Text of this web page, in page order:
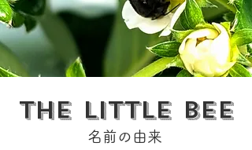
The little bee
名前の由来